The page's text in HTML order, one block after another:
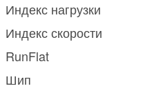
Индекс нагрузки
Индекс скорости
RunFlat
Шип